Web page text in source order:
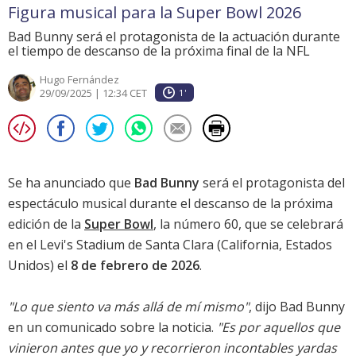
Figura musical para la Super Bowl 2026
Bad Bunny será el protagonista de la actuación durante
el tiempo de descanso de la próxima final de la NFL
Hugo Fernández
29/09/2025 | 12:34 CET
1'
Se ha anunciado que Bad Bunny será el protagonista del
espectáculo musical durante el descanso de la próxima
edición de la Super Bowl, la número 60, que se celebrará
en el Levi's Stadium de Santa Clara (California, Estados
Unidos) el 8 de febrero de 2026.
"Lo que siento va más allá de mí mismo", dijo Bad Bunny
en un comunicado sobre la noticia. "Es por aquellos que
vinieron antes que yo y recorrieron incontables yardas